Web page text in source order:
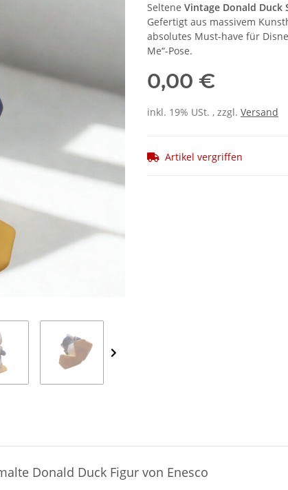
Seltene Vintage Donald Duck
Gefertigt aus massivem
absolutes Must-have für
Me“-Pose.
0,00 €
inkl. 19% USt. , zzgl. Versand
Artikel vergriffen
Donald Duck Figur von Enesco